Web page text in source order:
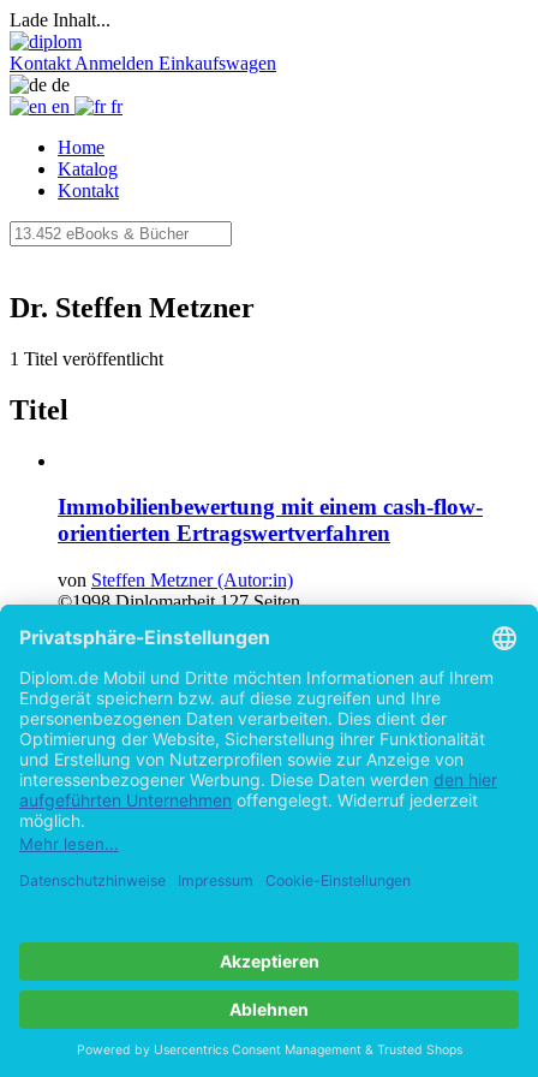
Lade Inhalt...
Kontakt Anmelden Einkaufswagen
de
en
fr
Home
Katalog
Kontakt
Dr. Steffen Metzner
1 Titel veröffentlicht
Titel
Immobilienbewertung mit einem cash-flow-
orientierten Ertragswertverfahren
von Steffen Metzner (Autor:in)
©1998 Diplomarbeit 127 Seiten
Hilfe/FAQ
Datenschutz
AGB
Vertrag widerrufen
Zur Desktop-Version
Copyright ©Imprint in der Bedey & Thoms Media GmbH powered
byOpen Publishing
Cookie-Einstellungen